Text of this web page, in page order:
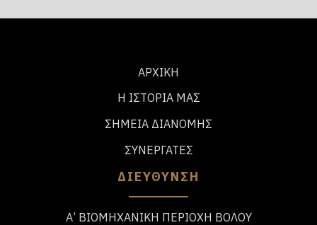
ΑΡΧΙΚΗ
Η ΙΣΤΟΡΙΑ ΜΑΣ
ΣΗΜΕΙΑ ΔΙΑΝΟΜΗΣ
ΣΥΝΕΡΓΑΤΕΣ
ΔΙΕΥΘΥΝΣΗ
Α’ ΒΙΟΜΗΧΑΝΙΚΗ ΠΕΡΙΟΧΗ ΒΟΛΟΥ